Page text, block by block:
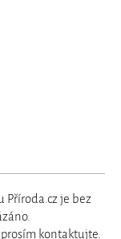
Příroda.cz je bez
kontaktujte.